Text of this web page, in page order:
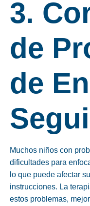
3.
de
de
Muchos niños con
dificultades para
lo que puede afectar
instrucciones. La
estos problemas,